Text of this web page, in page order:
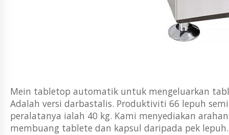
Mein tabletop automatik untuk mengeluarkan
Adalah versi darbastalis. Produktiviti 66 lepuh
peralatanya ialah 40 kg. Kami menyediakan
membuang tablete dan kapsul daripada pek